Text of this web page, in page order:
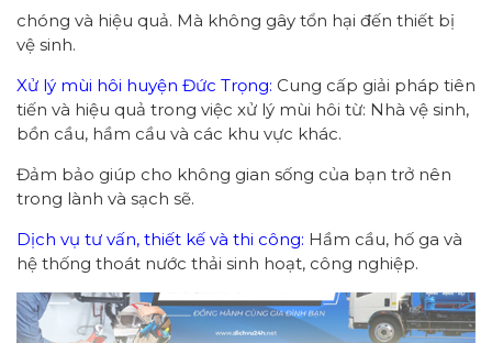
chóng và hiệu quả. Mà không gây tổn hại đến thiết bị
vệ sinh.
Xử lý mùi hôi huyện Đức Trọng: Cung cấp giải pháp tiên
tiến và hiệu quả trong việc xử lý mùi hôi từ: Nhà vệ sinh,
bồn cầu, hầm cầu và các khu vực khác.
Đảm bảo giúp cho không gian sống của bạn trở nên
trong lành và sạch sẽ.
Dịch vụ tư vấn, thiết kế và thi công: Hầm cầu, hố ga và
hệ thống thoát nước thải sinh hoạt, công nghiệp.